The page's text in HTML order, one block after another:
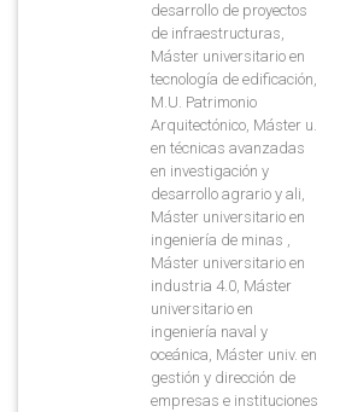
desarrollo de proyectos
de infraestructuras,
Máster universitario en
tecnología de edificación,
M.U. Patrimonio
Arquitectónico, Máster u.
en técnicas avanzadas
en investigación y
desarrollo agrario y ali,
Máster universitario en
ingeniería de minas ,
Máster universitario en
industria 4.0, Máster
universitario en
ingeniería naval y
oceánica, Máster univ. en
gestión y dirección de
empresas e instituciones